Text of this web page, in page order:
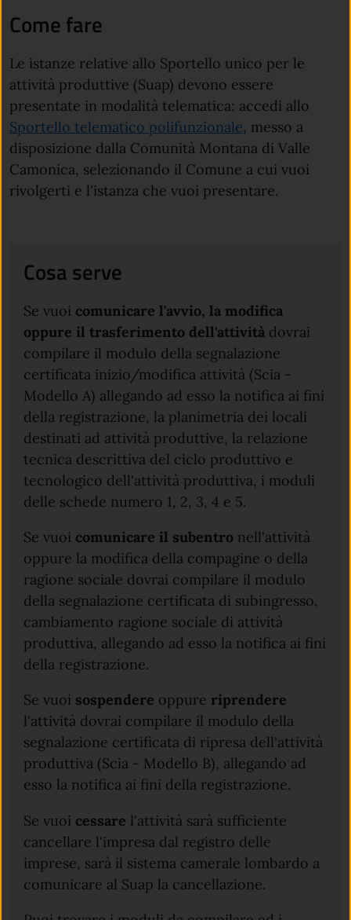
Come fare
Le istanze relative allo Sportello unico per le
attività produttive (Suap) devono essere
presentate in modalità telematica: accedi allo
Sportello telematico polifunzionale, messo a
disposizione dalla Comunità Montana di Valle
Camonica, selezionando il Comune a cui vuoi
rivolgerti e l'istanza che vuoi presentare.
Cosa serve
Se vuoi comunicare l'avvio, la modifica
oppure il trasferimento dell'attività dovrai
compilare il modulo della segnalazione
certificata inizio/modifica attività (Scia -
Modello A) allegando ad esso la notifica ai fini
della registrazione, la planimetria dei locali
destinati ad attività produttive, la relazione
tecnica descrittiva del ciclo produttivo e
tecnologico dell'attività produttiva, i moduli
delle schede numero 1, 2, 3, 4 e 5.
Se vuoi comunicare il subentro nell'attività
oppure la modifica della compagine o della
ragione sociale dovrai compilare il modulo
della segnalazione certificata di subingresso,
cambiamento ragione sociale di attività
produttiva, allegando ad esso la notifica ai fini
della registrazione.
Se vuoi sospendere oppure riprendere
l'attività dovrai compilare il modulo della
segnalazione certificata di ripresa dell'attività
produttiva (Scia - Modello B), allegando ad
esso la notifica ai fini della registrazione.
Se vuoi cessare l'attività sarà sufficiente
cancellare l'impresa dal registro delle
imprese, sarà il sistema camerale lombardo a
comunicare al Suap la cancellazione.